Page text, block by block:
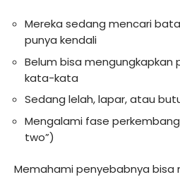
Mereka sedang mencari
punya kendali
Belum bisa mengungkapkan
kata-kata
Sedang lelah, lapar, atau
Mengalami fase
two”)
Memahami penyebabnya bisa